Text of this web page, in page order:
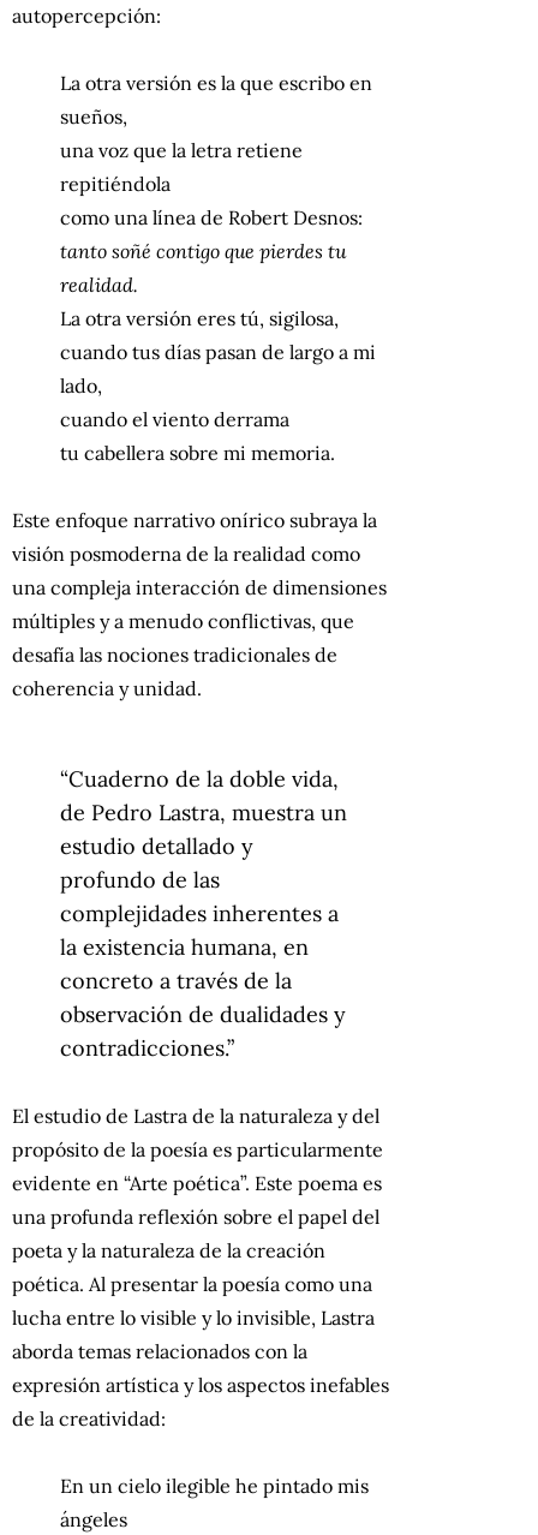
autopercepción:
La otra versión es la que escribo en
sueños,
una voz que la letra retiene
repitiéndola
como una línea de Robert Desnos:
tanto soñé contigo que pierdes tu
realidad.
La otra versión eres tú, sigilosa,
cuando tus días pasan de largo a mi
lado,
cuando el viento derrama
tu cabellera sobre mi memoria.
Este enfoque narrativo onírico subraya la
visión posmoderna de la realidad como
una compleja interacción de dimensiones
múltiples y a menudo conflictivas, que
desafía las nociones tradicionales de
coherencia y unidad.
“Cuaderno de la doble vida,
de Pedro Lastra, muestra un
estudio detallado y
profundo de las
complejidades inherentes a
la existencia humana, en
concreto a través de la
observación de dualidades y
contradicciones.”
El estudio de Lastra de la naturaleza y del
propósito de la poesía es particularmente
evidente en “Arte poética”. Este poema es
una profunda reflexión sobre el papel del
poeta y la naturaleza de la creación
poética. Al presentar la poesía como una
lucha entre lo visible y lo invisible, Lastra
aborda temas relacionados con la
expresión artística y los aspectos inefables
de la creatividad:
En un cielo ilegible he pintado mis
ángeles